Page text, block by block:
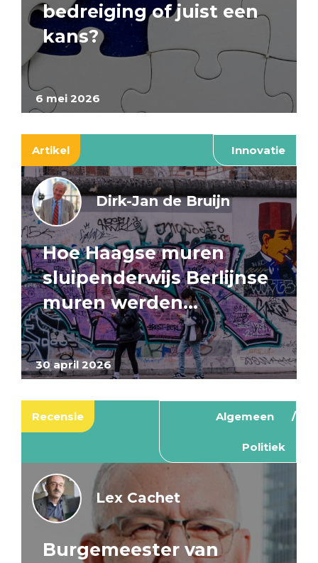
6 mei 2026
bedreiging of juist een
kans?
Artikel Innovatie
30 april 2026
Dirk-Jan de Bruijn
Hoe Haagse muren
sluipenderwijs Berlijnse
muren werden…
Recensie Algemeen
Politiek
Lex Cachet
Burgemeester van